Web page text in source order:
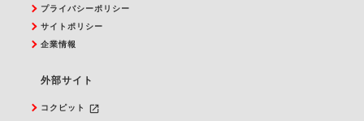
プライバシーポリシー
サイトポリシー
企業情報
外部サイト
コクピット
launch